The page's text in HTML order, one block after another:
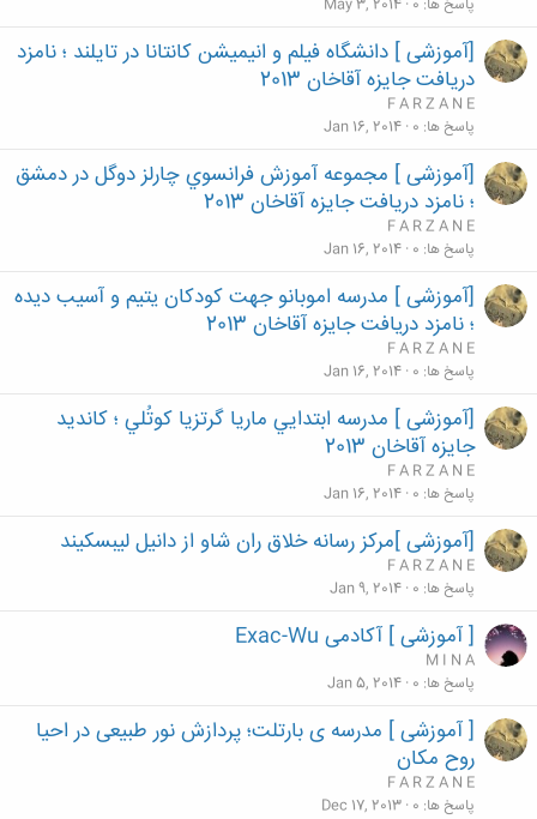
پاسخ ها 0
May 3, 2014
[آموزشی ] دانشگاه فيلم و انيميشن كانتانا در تايلند ؛ نامزد
دريافت جايزه آقاخان 2013
F A R Z A N E
پاسخ ها 0
Jan 16, 2014
[آموزشی ] مجموعه آموزش فرانسوي چارلز دوگل در دمشق
؛ نامزد دريافت جايزه آقاخان 2013
F A R Z A N E
پاسخ ها 0
Jan 16, 2014
[آموزشی ] مدرسه اموبانو جهت کودکان یتیم و آسیب دیده
؛ نامزد دریافت جایزه آقاخان 2013
F A R Z A N E
پاسخ ها 0
Jan 16, 2014
[آموزشی ] مدرسه ابتدايي ماريا گرتزيا كوتُلي ؛ كانديد
جايزه آقاخان 2013
F A R Z A N E
پاسخ ها 0
Jan 16, 2014
[آموزشی ]مرکز رسانه خلاق ران شاو از دانیل لیبسکیند
F A R Z A N E
پاسخ ها 0
Jan 9, 2014
[ آموزشی ] آکادمی Exac-Wu
M I N A
پاسخ ها 0
Jan 5, 2014
[ آموزشی ] مدرسه ی بارتلت؛ پردازش نور طبیعی در احیا
روح مکان
F A R Z A N E
پاسخ ها 0
Dec 17, 2013